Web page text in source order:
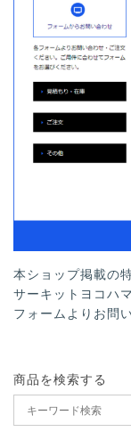
本ショップ掲載の
サーキットヨコハ
フォームよりお問
商品を検索する